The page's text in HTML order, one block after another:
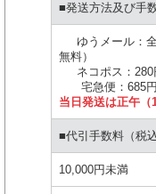
■発送方法及び手
ゆうメール：全
無料）
ネコポス：280
宅急便：685円
当日発送は正午
■代引手数料（税込
10,000円未満